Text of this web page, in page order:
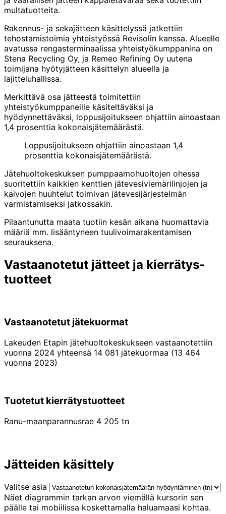
multatuotteita.
Rakennus- ja sekajätteen käsittelyssä jatkettiin
tehostamistoimia yhteistyössä Revisolin kanssa. Alueelle
avatussa rengasterminaalissa yhteistyökumppanina on
Stena Recycling Oy, ja Remeo Refining Oy uutena
toimijana hyötyjätteen käsittelyn alueella ja
lajitteluhallissa.
Merkittävä osa jätteestä toimitettiin
yhteistyökumppaneille käsiteltäväksi ja
hyödynnettäväksi, loppusijoitukseen ohjattiin ainoastaan
1,4 prosenttia kokonaisjätemäärästä.
Loppusijoitukseen ohjattiin ainoastaan 1,4
prosenttia kokonaisjätemäärästä.
Jätehuoltokeskuksen pumppaamohuoltojen ohessa
suoritettiin kaikkien kenttien jätevesiviemärilinjojen ja
kaivojen huuhtelut toimivan jätevesijärjestelmän
varmistamiseksi jatkossakin.
Pilaantunutta maata tuotiin kesän aikana huomattavia
määriä mm. lisääntyneen tuulivoimarakentamisen
seurauksena.
Vastaan­otetut jätteet ja kierrätys­
tuotteet
Vastaanotetut jätekuormat
Lakeuden Etapin jätehuoltokeskukseen vastaanotettiin
vuonna 2024 yhteensä 14 081 jätekuormaa (13 464
vuonna 2023)
Tuotetut kierrätystuotteet
Ranu-maanparannusrae 4 205 tn
Jätteiden käsittely
Valitse asia
Näet diagrammin tarkan arvon viemällä kursorin sen
päälle tai mobiilissa koskettamalla haluamaasi kohtaa.